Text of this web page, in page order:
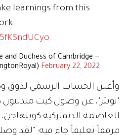
learnings from this
and Duchess of Cambridge
February 22, 2022
وأعلن الحساب الرسمي لدوق
"تويتر"، عن وصول كيت ميدلتون
العاصمة الدنماركية
مرفقاً تعليقاً جاء فيه: "لقد